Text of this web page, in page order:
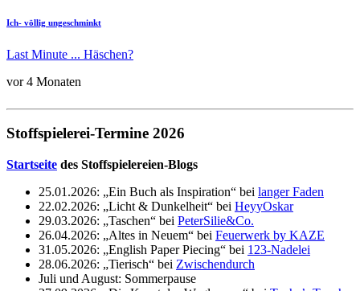
Ich- völlig ungeschminkt
Last Minute ... Häschen?
vor 4 Monaten
Stoffspielerei-Termine 2026
Startseite des Stoffspielereien-Blogs
25.01.2026: „Ein Buch als Inspiration“ bei langer Faden
22.02.2026: „Licht & Dunkelheit“ bei HeyyOskar
29.03.2026: „Taschen“ bei PeterSilie&Co.
26.04.2026: „Altes in Neuem“ bei Feuerwerk by KAZE
31.05.2026: „English Paper Piecing“ bei 123-Nadelei
28.06.2026: „Tierisch“ bei Zwischendurch
Juli und August: Sommerpause